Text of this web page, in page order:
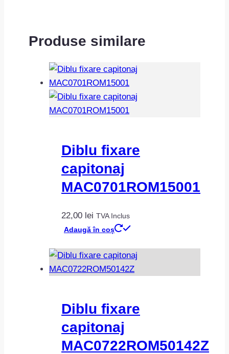
Produse similare
Diblu fixare
capitonaj
MAC0701ROM15001
22,00 lei TVA Inclus
Adaugă în coș
Diblu fixare
capitonaj
MAC0722ROM50142Z